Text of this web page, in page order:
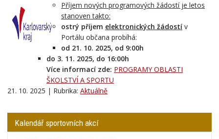
Příjem nových programových žádostí je letos
stanoven takto:
ostrý příjem elektronických žádostí v
Portálu občana probíhá:
od 21. 10. 2025, od 9:00h
do 3. 11. 2025, do 16:00h
Více informací zde: PROGRAMY OBLASTI
ŠKOLSTVÍ A SPORTU
21. 10. 2025 | Rubrika: Aktuálně
Kalendář sportovních akcí